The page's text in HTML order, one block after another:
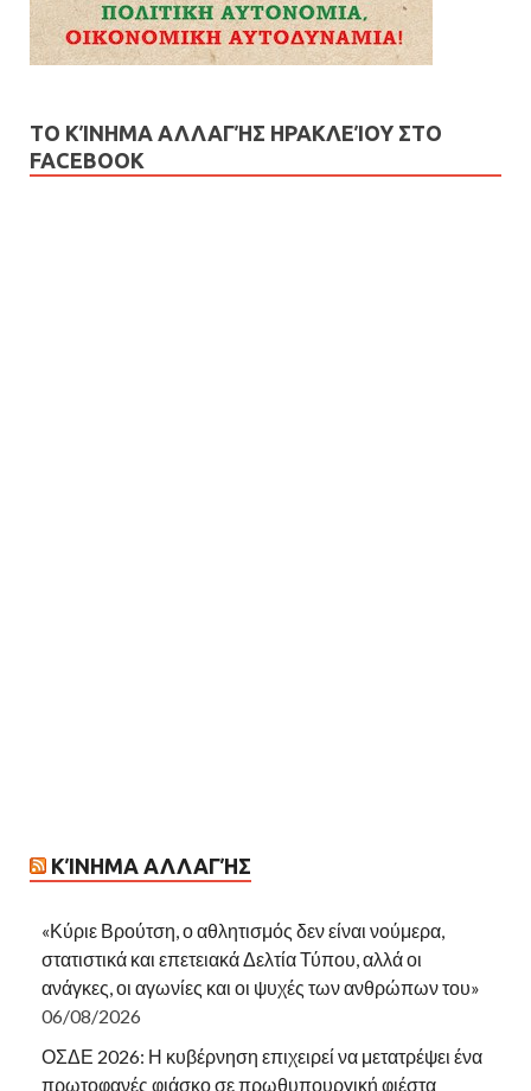
ΤΟ ΚΊΝΗΜΑ ΑΛΛΑΓΉΣ ΗΡΑΚΛΕΊΟΥ ΣΤΟ
FACEBOOK
ΚΊΝΗΜΑ ΑΛΛΑΓΉΣ
«Κύριε Βρούτση, ο αθλητισμός δεν είναι νούμερα,
στατιστικά και επετειακά Δελτία Τύπου, αλλά οι
ανάγκες, οι αγωνίες και οι ψυχές των ανθρώπων του»
06/08/2026
ΟΣΔΕ 2026: Η κυβέρνηση επιχειρεί να μετατρέψει ένα
πρωτοφανές φιάσκο σε πρωθυπουργική φιέστα